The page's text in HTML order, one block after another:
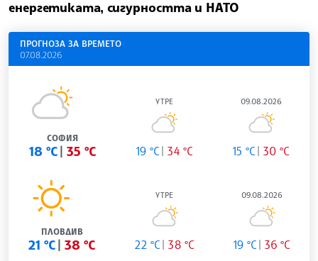
енергетиката, сигурността и НАТО
ПРОГНОЗА ЗА ВРЕМЕТО
07.08.2026
СОФИЯ
18 °C 35 °C
УТРЕ
19 °C 34 °C
09.08.2026
15 °C 30 °C
ПЛОВДИВ
21 °C 38 °C
УТРЕ
22 °C 38 °C
09.08.2026
19 °C 36 °C